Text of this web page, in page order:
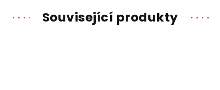
Související produkty